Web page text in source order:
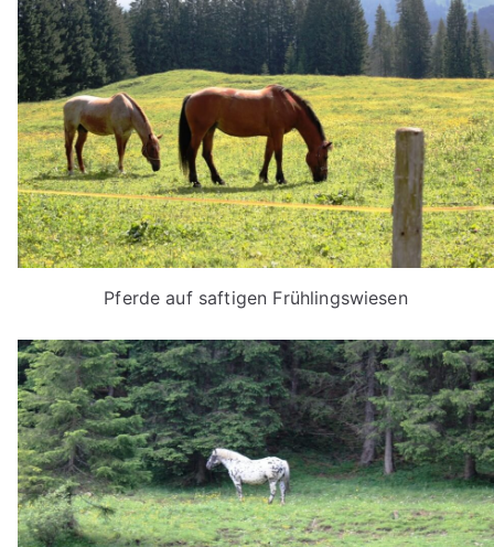
Pferde auf saftigen Frühlingswiesen